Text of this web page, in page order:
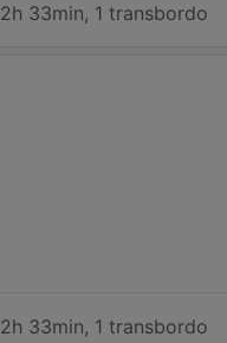
2h 33min, 1 transbordo
2h 33min, 1 transbordo